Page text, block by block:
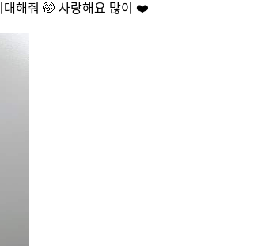
대해줘 🤭 사랑해요 많이 ❤️